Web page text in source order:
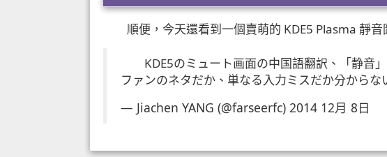
順便，今天還看到一個賣萌的 KDE5 Plasma 靜音
KDE5のミュート画面の中国語翻訳、「静音
ファンのネタだか、単なる入力ミスだか分からな
— Jiachen YANG (@farseerfc) 2014 12月 8日